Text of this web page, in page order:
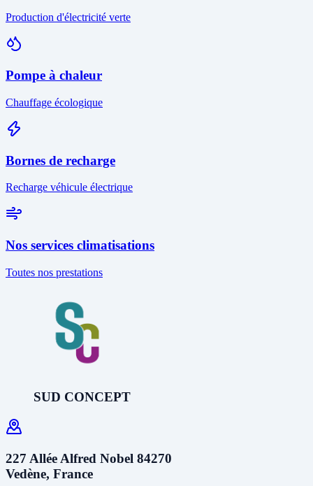
Production d'électricité verte
Pompe à chaleur
Chauffage écologique
Bornes de recharge
Recharge véhicule électrique
Nos services climatisations
Toutes nos prestations
SUD CONCEPT
227 Allée Alfred Nobel 84270
Vedène, France